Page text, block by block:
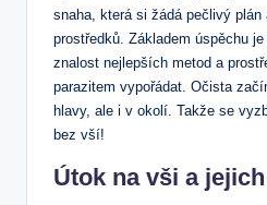
snaha, která si žádá pečlivý plán
prostředků. Základem úspěchu
znalost nejlepších metod a
parazitem vypořádat. Očista
hlavy, ale i v okolí. Takže se
bez vší!
Útok na vši a